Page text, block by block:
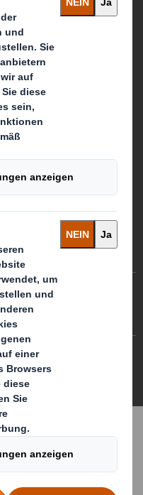
Cookie-Richtlinie
vorbehalten.